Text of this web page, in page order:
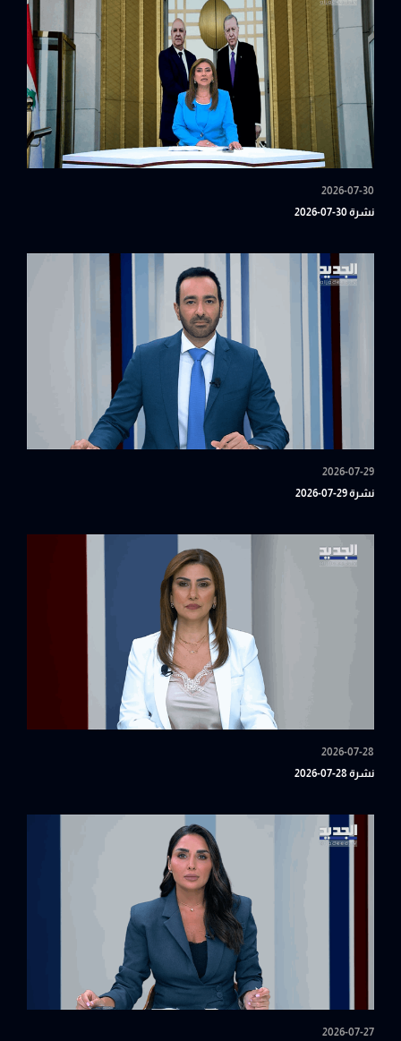
2026-07-30
نشرة 30-07-2026
2026-07-29
نشرة 29-07-2026
2026-07-28
نشرة 28-07-2026
2026-07-27